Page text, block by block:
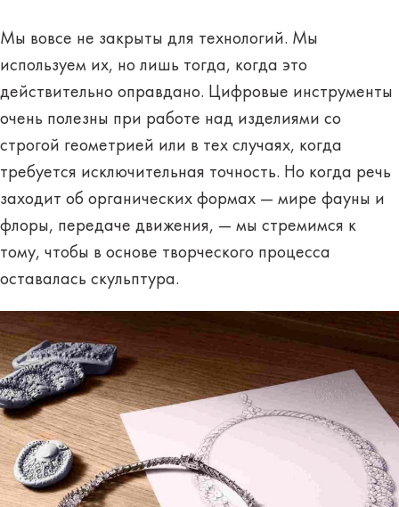
Мы вовсе не закрыты для технологий. Мы
используем их, но лишь тогда, когда это
действительно оправдано. Цифровые инструменты
очень полезны при работе над изделиями со
строгой геометрией или в тех случаях, когда
требуется исключительная точность. Но когда речь
заходит об органических формах — мире фауны и
флоры, передаче движения, — мы стремимся к
тому, чтобы в основе творческого процесса
оставалась скульптура.